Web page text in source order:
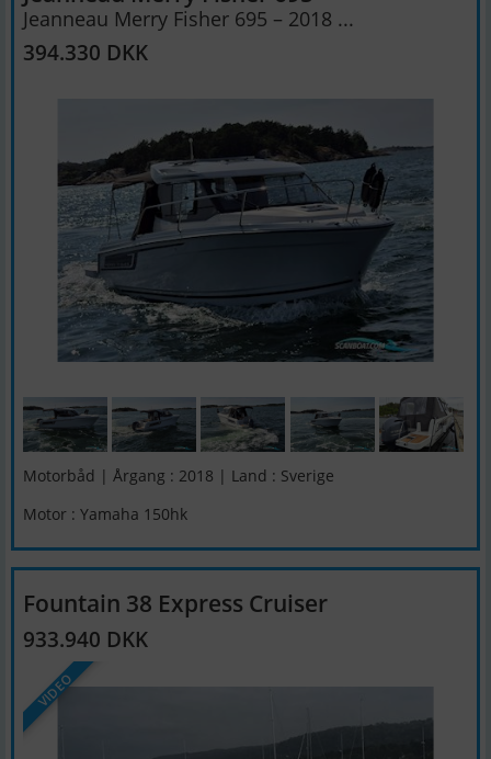
Jeanneau Merry Fisher 695 – 2018 ...
394.330 DKK
Motorbåd | Årgang : 2018 | Land : Sverige
Motor : Yamaha 150hk
Fountain 38 Express Cruiser
933.940 DKK
VIDEO